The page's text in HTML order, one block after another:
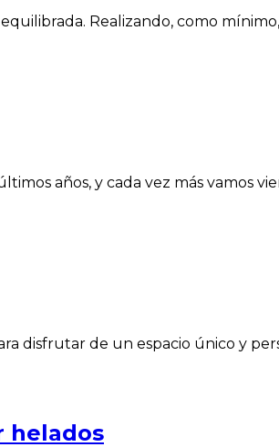
Realizando, como
años, y cada vez más vamos
disfrutar de un espacio único y
helados